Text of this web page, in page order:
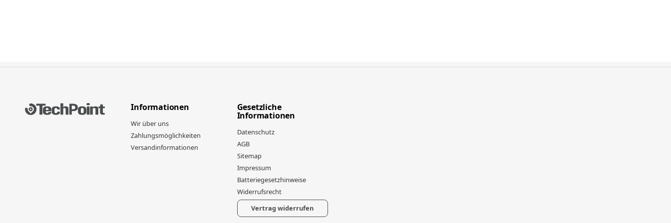
Informationen
Wir über uns
Zahlungsmöglichkeiten
Versandinformationen
Gesetzliche
Informationen
Datenschutz
AGB
Sitemap
Impressum
Batteriegesetzhinweise
Widerrufsrecht
Vertrag widerrufen